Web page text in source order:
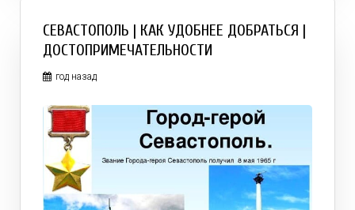
СЕВАСТОПОЛЬ | КАК УДОБНЕЕ ДОБРАТЬСЯ |
ДОСТОПРИМЕЧАТЕЛЬНОСТИ
год назад